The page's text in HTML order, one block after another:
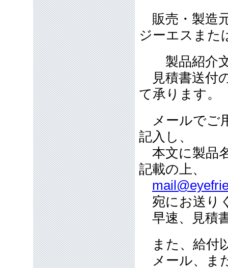
販売・製
ジーエスまた
製品紹介文
見積書送付
て承ります。
メールでご
記入し、
本文に製品
記載の上、
宛にお送り
早速、見積
また、給付
メール、ま